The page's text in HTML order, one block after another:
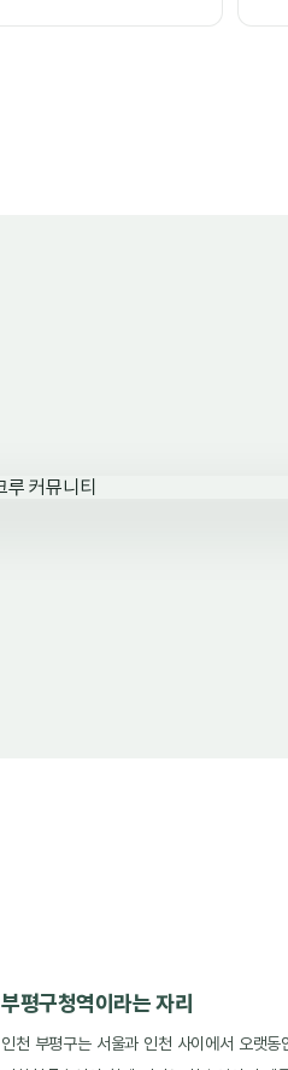
부평구청역이라는 자리
인천 부평구는 서울과 인천 사이에서 오랫